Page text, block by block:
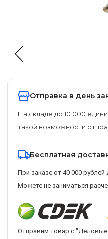
Отправка в день
На складе до 10 000
такой возможности
Бесплатная
При заказе от 40 000
Можете не заниматься
Отправим товар с "Деловые